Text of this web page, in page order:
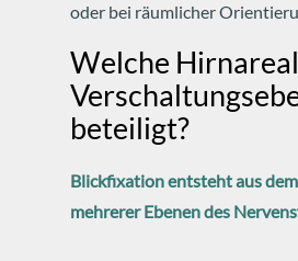
oder bei räumlicher
Welche
beteiligt?
Blickfixation entsteht aus
mehrerer Ebenen des